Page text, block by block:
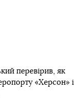
перевірив, як
«Херсон» і